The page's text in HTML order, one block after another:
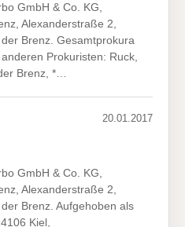
GmbH & Co. KG,
Alexanderstraße 2,
Brenz. Gesamtprokura
Prokuristen: Ruck,
Brenz, *…
20.01.2017
GmbH & Co. KG,
Alexanderstraße 2,
Brenz. Aufgehoben als
Kiel,